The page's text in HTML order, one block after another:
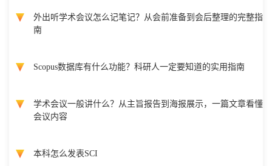
外出听学术会议怎么记笔记？从会前准备到会后整理的完整指
南
Scopus数据库有什么功能？科研人一定要知道的实用指南
学术会议一般讲什么？从主旨报告到海报展示，一篇文章看懂
会议内容
本科怎么发表SCI